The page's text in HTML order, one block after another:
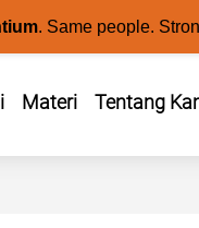
. Same people.
Materi Tentang